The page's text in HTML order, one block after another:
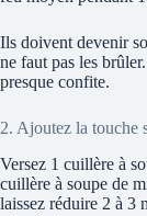
Ils doivent devenir
ne faut pas les
presque confite.
2. Ajoutez la touche
Versez 1 cuillère à
cuillère à soupe de
laissez réduire 2 à 3